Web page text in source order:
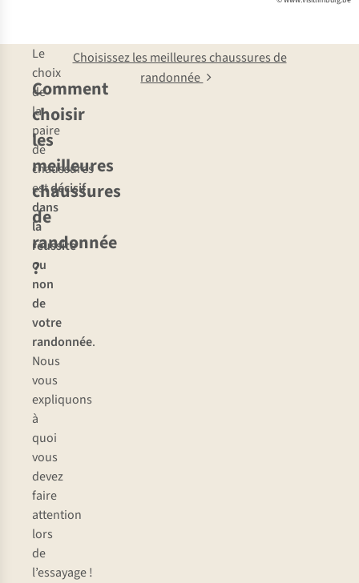
Comment
choisir
les
meilleures
chaussures
de
randonnée
?
Le
choix
de
la
paire
de
chaussures
estdécisif
dans
la
réussite
ou
non
de
votre
randonnée.
Nous
vous
expliquons
à
quoi
vous
devez
faire
attention
lors
de
l’essayage !
Choisissez les meilleures chaussures de
randonnée